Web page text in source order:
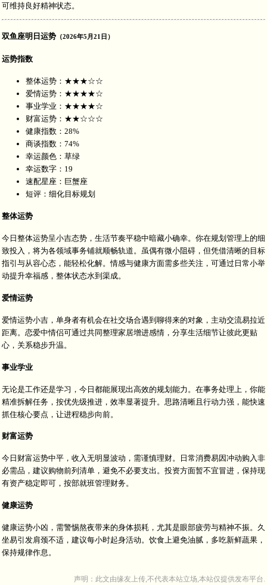
可维持良好精神状态。
双鱼座明日运势 （2026年5月21日）
运势指数
整体运势：★★★☆☆
爱情运势：★★★★☆
事业学业：★★★★☆
财富运势：★★☆☆☆
健康指数：28%
商谈指数：74%
幸运颜色：草绿
幸运数字：19
速配星座：巨蟹座
短评：细化目标规划
整体运势
今日整体运势呈小吉态势，生活节奏平稳中暗藏小确幸。你在规划管理上的细
致投入，将为各领域事务铺就顺畅轨道。虽偶有微小阻碍，但凭借清晰的目标
指引与从容心态，能轻松化解。情感与健康方面需多些关注，可通过日常小举
动提升幸福感，整体状态水到渠成。
爱情运势
爱情运势小吉，单身者有机会在社交场合遇到聊得来的对象，主动交流易拉近
距离。恋爱中情侣可通过共同整理家居增进感情，分享生活细节让彼此更贴
心，关系稳步升温。
事业学业
无论是工作还是学习，今日都能展现出高效的规划能力。在事务处理上，你能
精准拆解任务，按优先级推进，效率显著提升。思路清晰且行动力强，能快速
抓住核心要点，让进程稳步向前。
财富运势
今日财富运势中平，收入无明显波动，需谨慎理财。日常消费易因冲动购入非
必需品，建议购物前列清单，避免不必要支出。投资方面暂不宜冒进，保持现
有资产稳定即可，按部就班管理财务。
健康运势
健康运势小凶，需警惕熬夜带来的身体损耗，尤其是眼部疲劳与精神不振。久
坐易引发肩颈不适，建议每小时起身活动。饮食上避免油腻，多吃新鲜蔬果，
保持规律作息。
声明：此文由缘友 上传,不代表本站立场,本站仅提供发布平台.